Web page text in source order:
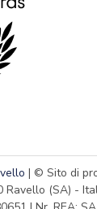
| © Sito di
Ravello (SA) -